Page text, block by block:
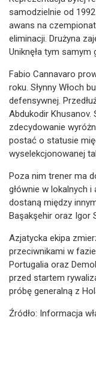
samodzielnie od
awans na
eliminacji. Drużyna
Uniknęła tym samym
Fabio Cannavaro
roku. Słynny Włoch
defensywnej.
Abdukodir
zdecydowanie
postać o statusie
wyselekcjonowanej
Poza nim trener ma
głównie w lokalnych
dostaną między
Başakşehir oraz Igor
Azjatycka ekipa
przeciwnikami w
Portugalia oraz
przed startem
próbę generalną z
Źródło: Informacja